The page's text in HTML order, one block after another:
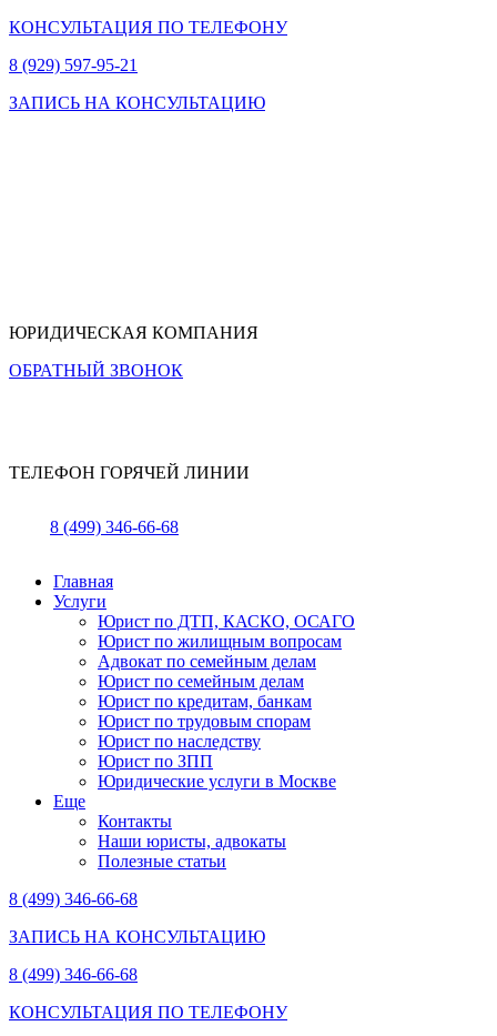
КОНСУЛЬТАЦИЯ ПО ТЕЛЕФОНУ
8 (929) 597-95-21
ЗАПИСЬ НА КОНСУЛЬТАЦИЮ
ЮРИДИЧЕСКАЯ КОМПАНИЯ
ОБРАТНЫЙ ЗВОНОК
ТЕЛЕФОН ГОРЯЧЕЙ ЛИНИИ
8 (499) 346-66-68
Главная
Услуги
Юрист по ДТП, КАСКО, ОСАГО
Юрист по жилищным вопросам
Адвокат по семейным делам
Юрист по семейным делам
Юрист по кредитам, банкам
Юрист по трудовым спорам
Юрист по наследству
Юрист по ЗПП
Юридические услуги в Москве
Еще
Контакты
Наши юристы, адвокаты
Полезные статьи
8 (499) 346-66-68
ЗАПИСЬ НА КОНСУЛЬТАЦИЮ
8 (499) 346-66-68
КОНСУЛЬТАЦИЯ ПО ТЕЛЕФОНУ